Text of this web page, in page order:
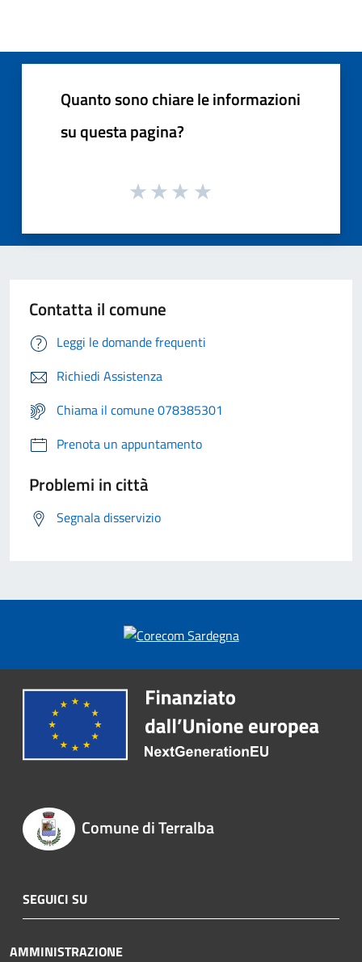
Quanto sono chiare le informazioni
su questa pagina?
Contatta il comune
Leggi le domande frequenti
Richiedi Assistenza
Chiama il comune 078385301
Prenota un appuntamento
Problemi in città
Segnala disservizio
Comune di Terralba
SEGUICI SU
AMMINISTRAZIONE